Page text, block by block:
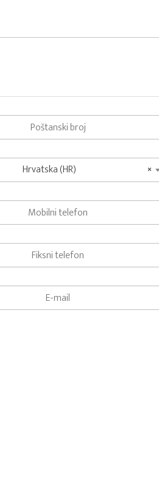
×
Hrvatska (HR)